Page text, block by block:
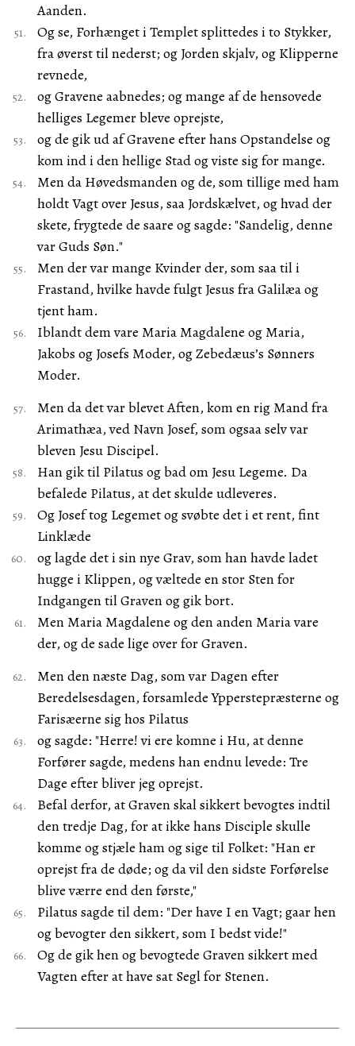
Aanden.
Og se, Forhænget i Templet splittedes i to Stykker,
fra øverst til nederst; og Jorden skjalv, og Klipperne
revnede,
og Gravene aabnedes; og mange af de hensovede
helliges Legemer bleve oprejste,
og de gik ud af Gravene efter hans Opstandelse og
kom ind i den hellige Stad og viste sig for mange.
Men da Høvedsmanden og de, som tillige med ham
holdt Vagt over Jesus, saa Jordskælvet, og hvad der
skete, frygtede de saare og sagde: "Sandelig, denne
var Guds Søn."
Men der var mange Kvinder der, som saa til i
Frastand, hvilke havde fulgt Jesus fra Galilæa og
tjent ham.
Iblandt dem vare Maria Magdalene og Maria,
Jakobs og Josefs Moder, og Zebedæus’s Sønners
Moder.
Men da det var blevet Aften, kom en rig Mand fra
Arimathæa, ved Navn Josef, som ogsaa selv var
bleven Jesu Discipel.
Han gik til Pilatus og bad om Jesu Legeme. Da
befalede Pilatus, at det skulde udleveres.
Og Josef tog Legemet og svøbte det i et rent, fint
Linklæde
og lagde det i sin nye Grav, som han havde ladet
hugge i Klippen, og væltede en stor Sten for
Indgangen til Graven og gik bort.
Men Maria Magdalene og den anden Maria vare
der, og de sade lige over for Graven.
Men den næste Dag, som var Dagen efter
Beredelsesdagen, forsamlede Ypperstepræsterne og
Farisæerne sig hos Pilatus
og sagde: "Herre! vi ere komne i Hu, at denne
Forfører sagde, medens han endnu levede: Tre
Dage efter bliver jeg oprejst.
Befal derfor, at Graven skal sikkert bevogtes indtil
den tredje Dag, for at ikke hans Disciple skulle
komme og stjæle ham og sige til Folket: "Han er
oprejst fra de døde; og da vil den sidste Forførelse
blive værre end den første,"
Pilatus sagde til dem: "Der have I en Vagt; gaar hen
og bevogter den sikkert, som I bedst vide!"
Og de gik hen og bevogtede Graven sikkert med
Vagten efter at have sat Segl for Stenen.